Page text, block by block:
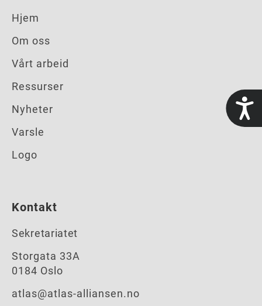
Hjem
Om oss
Vårt arbeid
Ressurser
Nyheter
Varsle
Logo
Kontakt
Sekretariatet
Storgata 33A
0184 Oslo
atlas@atlas-alliansen.no